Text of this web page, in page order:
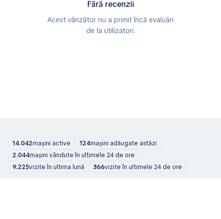
Fără recenzii
Acest vânzător nu a primit încă evaluări
de la utilizatori.
14.042mașini active 124mașini adăugate astăzi
2.044mașini vândute în ultimele 24 de ore
9.225vizite în ultima lună 366vizite în ultimele 24 de ore